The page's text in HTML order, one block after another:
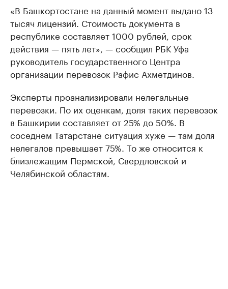
«В Башкортостане на данный момент выдано 13
тысяч лицензий. Стоимость документа в
республике составляет 1000 рублей, срок
действия — пять лет», — сообщил РБК Уфа
руководитель государственного Центра
организации перевозок Рафис Ахметдинов.
Эксперты проанализировали нелегальные
перевозки. По их оценкам, доля таких перевозок
в Башкирии составляет от 25% до 50%. В
соседнем Татарстане ситуация хуже — там доля
нелегалов превышает 75%. То же относится к
близлежащим Пермской, Свердловской и
Челябинской областям.